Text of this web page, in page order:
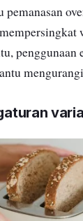
penggunaan